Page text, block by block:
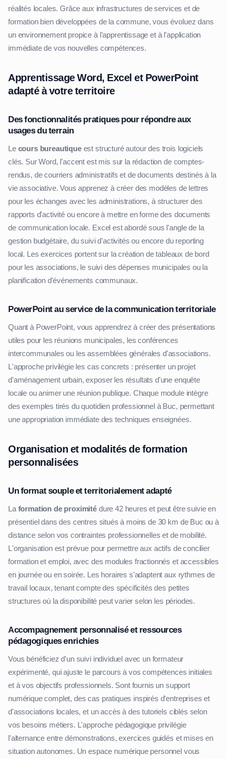
réalités locales. Grâce aux infrastructures de services et de
formation bien développées de la commune, vous évoluez dans
un environnement propice à l'apprentissage et à l'application
immédiate de vos nouvelles compétences.
Apprentissage Word, Excel et PowerPoint
adapté à votre territoire
Des fonctionnalités pratiques pour répondre aux
usages du terrain
Le cours bureautiqueest structuré autour des trois logiciels
clés. Sur Word, l'accent est mis sur la rédaction de comptes-
rendus, de courriers administratifs et de documents destinés à la
vie associative. Vous apprenez à créer des modèles de lettres
pour les échanges avec les administrations, à structurer des
rapports d'activité ou encore à mettre en forme des documents
de communication locale. Excel est abordé sous l'angle de la
gestion budgétaire, du suivi d'activités ou encore du reporting
local. Les exercices portent sur la création de tableaux de bord
pour les associations, le suivi des dépenses municipales ou la
planification d'événements communaux.
PowerPoint au service de la communication territoriale
Quant à PowerPoint, vous apprendrez à créer des présentations
utiles pour les réunions municipales, les conférences
intercommunales ou les assemblées générales d'associations.
L'approche privilégie les cas concrets : présenter un projet
d'aménagement urbain, exposer les résultats d'une enquête
locale ou animer une réunion publique. Chaque module intègre
des exemples tirés du quotidien professionnel à Buc, permettant
une appropriation immédiate des techniques enseignées.
Organisation et modalités de formation
personnalisées
Un format souple et territorialement adapté
Laformation de proximité dure 42 heures et peut être suivie en
présentiel dans des centres situés à moins de 30 km de Buc ou à
distance selon vos contraintes professionnelles et de mobilité.
L'organisation est prévue pour permettre aux actifs de concilier
formation et emploi, avec des modules fractionnés et accessibles
en journée ou en soirée. Les horaires s'adaptent aux rythmes de
travail locaux, tenant compte des spécificités des petites
structures où la disponibilité peut varier selon les périodes.
Accompagnement personnalisé et ressources
pédagogiques enrichies
Vous bénéficiez d'un suivi individuel avec un formateur
expérimenté, qui ajuste le parcours à vos compétences initiales
et à vos objectifs professionnels. Sont fournis un support
numérique complet, des cas pratiques inspirés d'entreprises et
d'associations locales, et un accès à des tutoriels ciblés selon
vos besoins métiers. L'approche pédagogique privilégie
l'alternance entre démonstrations, exercices guidés et mises en
situation autonomes. Un espace numérique personnel vous